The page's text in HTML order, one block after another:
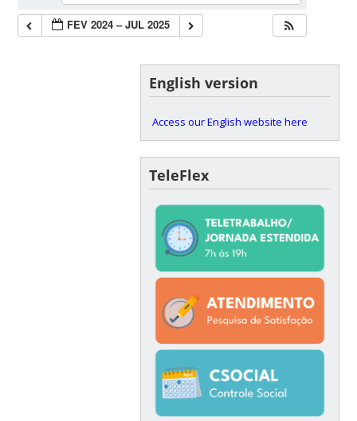
FEV 2024 – JUL 2025
English version
Access our English website here
TeleFlex